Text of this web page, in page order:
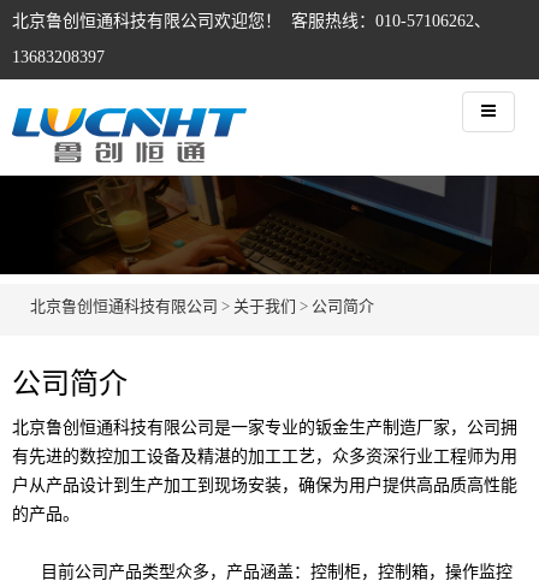
北京鲁创恒通科技有限公司欢迎您！ 客服热线：010-57106262、
13683208397
北京鲁创恒通科技有限公司 > 关于我们 > 公司简介
公司简介
北京鲁创恒通科技有限公司是一家专业的钣金生产制造厂家，公司拥
有先进的数控加工设备及精湛的加工工艺，众多资深行业工程师为用
户从产品设计到生产加工到现场安装，确保为用户提供高品质高性能
的产品。
目前公司产品类型众多，产品涵盖：控制柜，控制箱，操作监控